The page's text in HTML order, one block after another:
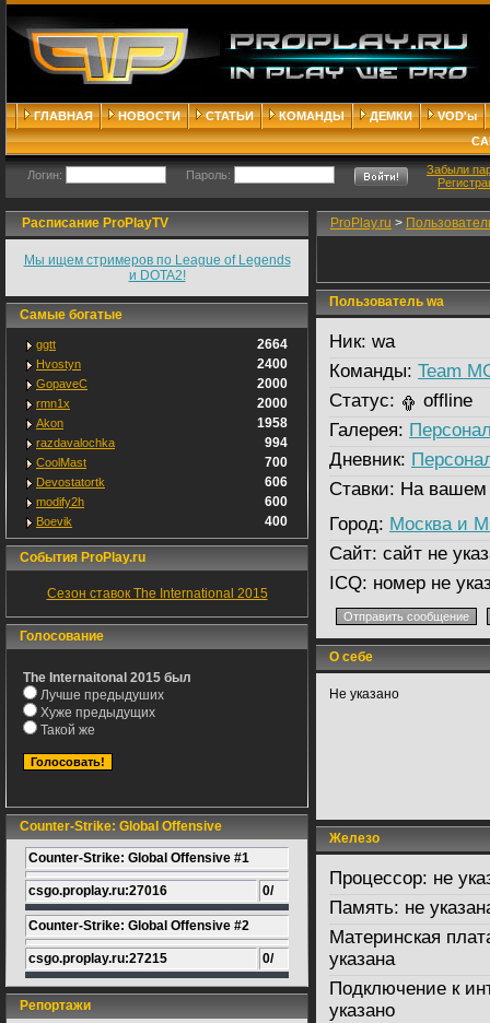
ГЛАВНАЯ НОВОСТИ СТАТЬИ КОМАНДЫ ДЕМКИ
VOD'ы
Логин: Пароль:
Забыли
Расписание ProPlayTV
Мы ищем стримеров по League of Legends
и DOTA2!
Самые богатые
ggtt 2664
Hvostyn 2400
GopaveC 2000
rmn1x 2000
Akon 1958
razdavalochka 994
CoolMast 700
Devostatortk 606
modify2h 600
Boevik 400
События ProPlay.ru
Сезон ставок The International 2015
Голосование
The Internaitonal 2015 был
Лучше предыдуших
Хуже предыдущих
Такой же
Counter-Strike: Global Offensive
Counter-Strike: Global Offensive #1
csgo.proplay.ru:27016 0/
Counter-Strike: Global Offensive #2
csgo.proplay.ru:27215 0/
Репортажи
ProPlay.ru >
Пользователь wa
Ник: wa
Команды: Team
Статус:
offline
Галерея:
Дневник:
Ставки: На вашем
Город: Москва и
Сайт: сайт не
ICQ: номер не
О себе
Не указано
Железо
Процессор: не
Память: не
Материнская
указана
Подключение к
указано